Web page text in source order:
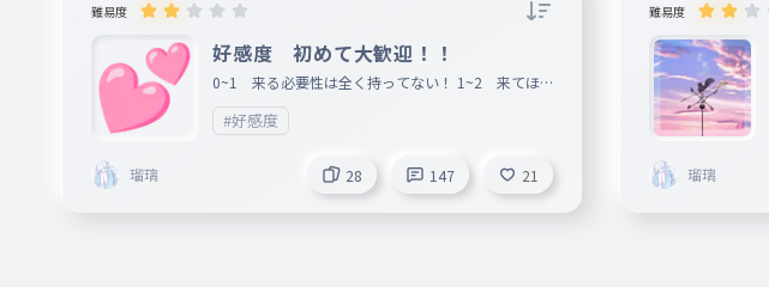
難易度
好感度 初めて大歓迎！！
0~1 来る必要性は全く持ってない！ 1~2 来てほ
しくはない 2~3 とりあえずフォロー 3~5 フォロ
ワーさんで名前覚えてなかったあ！！ 5~7 名前知
話したことある 13~15 ネッ友になりたい！ 15~16
#好感度
瑠璃 28 147 21
難易度
瑠璃